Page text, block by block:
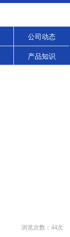
公司动态
产品知识
浏览次数： 44次